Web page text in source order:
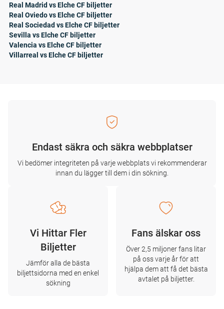
Real Madrid vs Elche CF biljetter
Real Oviedo vs Elche CF biljetter
Real Sociedad vs Elche CF biljetter
Sevilla vs Elche CF biljetter
Valencia vs Elche CF biljetter
Villarreal vs Elche CF biljetter
Endast säkra och säkra webbplatser
Vi bedömer integriteten på varje webbplats vi rekommenderar
innan du lägger till dem i din sökning.
Vi Hittar Fler
Biljetter
Jämför alla de bästa
biljettsidorna med en enkel
sökning
Fans älskar oss
Över 2,5 miljoner fans litar
på oss varje år för att
hjälpa dem att få det bästa
avtalet på biljetter.